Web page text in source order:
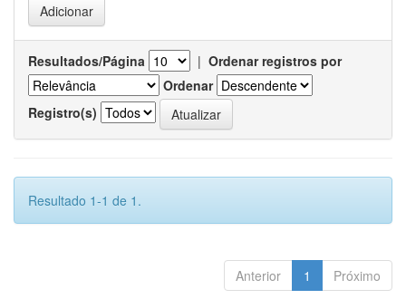
Resultados/Página | Ordenar registros por
Ordenar
Registro(s)
Resultado 1-1 de 1.
Anterior 1 Próximo